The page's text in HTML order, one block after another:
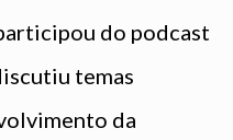
do podcast
temas
da